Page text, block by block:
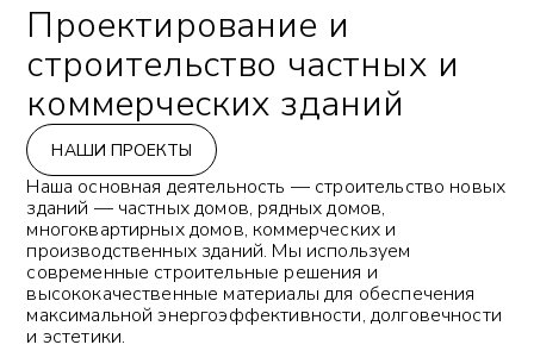
Проектирование и
строительство частных и
коммерческих зданий
НАШИ ПРОЕКТЫ
Наша основная деятельность — строительство новых
зданий — частных домов, рядных домов,
многоквартирных домов, коммерческих и
производственных зданий. Мы используем
современные строительные решения и
высококачественные материалы для обеспечения
максимальной энергоэффективности, долговечности
и эстетики.